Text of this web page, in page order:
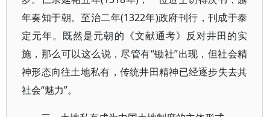
年奏知于朝。至治二年(1322年)政府刊行，刊成于泰
定元年。既然是元朝的《文献通考》反对井田的实
施，那么可以这么说，尽管有“锄社”出现，但社会精
神形态向往土地私有，传统井田精神已经逐步失去其
社会“魅力”。